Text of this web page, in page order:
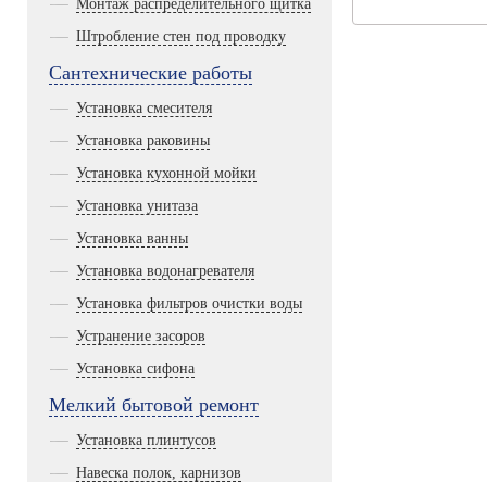
Монтаж распределительного щитка
Штробление стен под проводку
Сантехнические работы
Установка смесителя
Установка раковины
Установка кухонной мойки
Установка унитаза
Установка ванны
Установка водонагревателя
Установка фильтров очистки воды
Устранение засоров
Установка сифона
Мелкий бытовой ремонт
Установка плинтусов
Навеска полок, карнизов